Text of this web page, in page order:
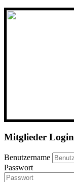
Mitglieder Login
Benutzername
Passwort